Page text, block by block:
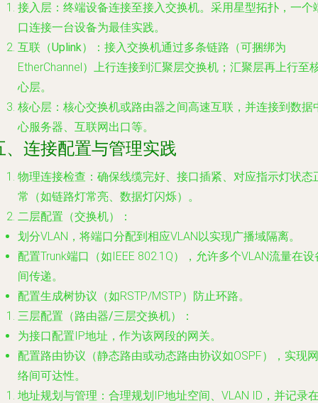
接入层 ：终端设备连接至接入交换机。采用星型拓扑，一个
口连接一台设备为最佳实践。
互联（Uplink）
：接入交换机通过多条链路（可捆绑为
EtherChannel）上行连接到汇聚层交换机；汇聚层再上行至
心层。
核心层 ：核心交换机或路由器之间高速互联，并连接到数据
心服务器、互联网出口等。
、连接配置与管理实践
物理连接检查 ：确保线缆完好、接口插紧、对应指示灯状态
常（如链路灯常亮、数据灯闪烁）。
二层配置（交换机）
：
划分VLAN，将端口分配到相应VLAN以实现广播域隔离。
配置Trunk端口（如IEEE 802.1Q），允许多个VLAN流量在设
间传递。
配置生成树协议（如RSTP/MSTP）防止环路。
三层配置（路由器/三层交换机）
：
为接口配置IP地址，作为该网段的网关。
配置路由协议（静态路由或动态路由协议如OSPF），实现网
络间可达性。
地址规划与管理 ：合理规划IP地址空间、VLAN ID，并记录